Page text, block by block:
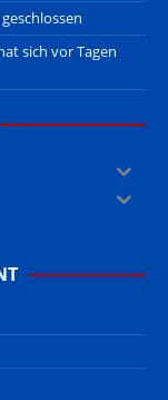
sich vor Tagen